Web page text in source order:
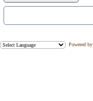
Powered by